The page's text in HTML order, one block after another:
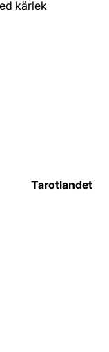
kärlek
Tarotlandet